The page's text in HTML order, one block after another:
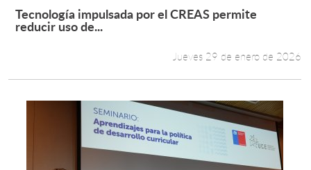
Leer más +
Tecnología impulsada por el CREAS permite
reducir uso de...
Jueves 29 de enero de 2026